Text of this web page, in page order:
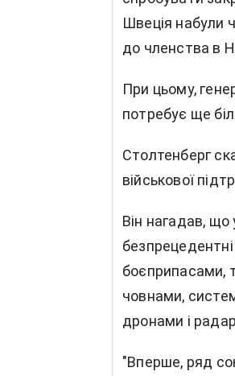
Швеція набули
до членства в
При цьому,
потребує ще
Столтенберг
військової
Він нагадав,
боєприпасами,
човнами,
дронами і
"Вперше, ряд